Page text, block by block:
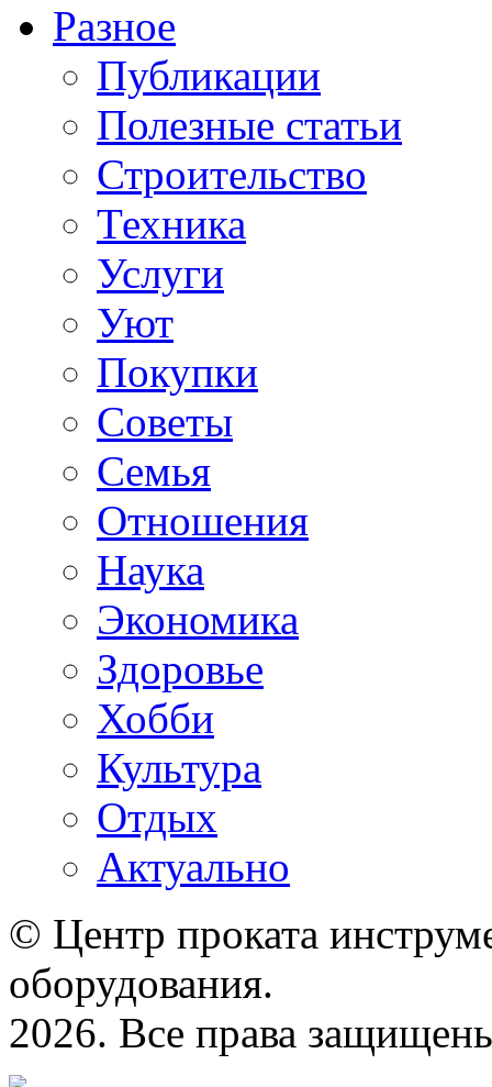
Разное
Публикации
Полезные статьи
Строительство
Техника
Услуги
Уют
Покупки
Советы
Семья
Отношения
Наука
Экономика
Здоровье
Хобби
Культура
Отдых
Актуально
© Центр проката
оборудования.
2026. Все права